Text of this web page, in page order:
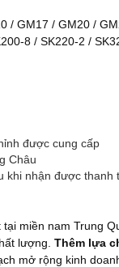
/ GM17 / GM20 /
8 / SK220-2 /
được cung cấp
Châu
khi nhận được thanh
tại miền nam Trung
lượng. Thêm lựa
mở rộng kinh